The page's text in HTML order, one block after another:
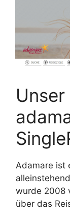
Adamare ist
wurde 2008
über das